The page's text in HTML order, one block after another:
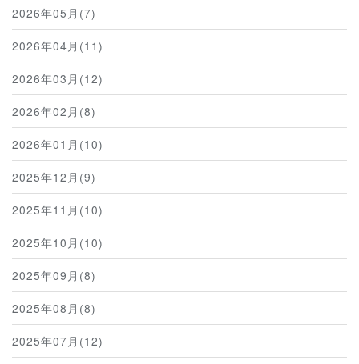
2026年05月(7)
2026年04月(11)
2026年03月(12)
2026年02月(8)
2026年01月(10)
2025年12月(9)
2025年11月(10)
2025年10月(10)
2025年09月(8)
2025年08月(8)
2025年07月(12)